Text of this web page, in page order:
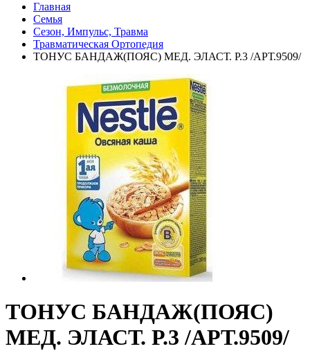
Главная
Семья
Сезон, Импульс, Травма
Травматическая Ортопедия
ТОНУС БАНДАЖ(ПОЯС) МЕД. ЭЛАСТ. Р.3 /АРТ.9509/
ТОНУС БАНДАЖ(ПОЯС)
МЕД. ЭЛАСТ. Р.3 /АРТ.9509/